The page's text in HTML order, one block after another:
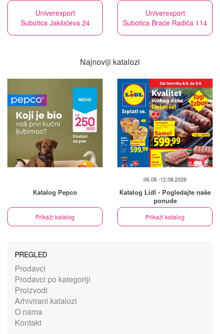
Univerexport
Subotica Jakšićeva 24
Univerexport
Subotica Braće Radića 114
Najnoviji katalozi
Katalog Pepco
Prikaži katalog
06.08.-12.08.2026
Katalog Lidl - Pogledajte naše
ponude
Prikaži katalog
PREGLED
Prodavci
Prodavci po kategoriji
Proizvodi
Arhivirani katalozi
O nama
Kontakt